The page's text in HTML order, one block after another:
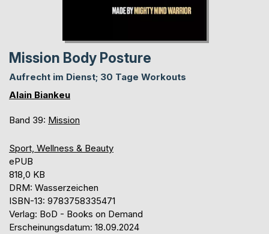
Mission Body Posture
Aufrecht im Dienst; 30 Tage Workouts
Alain Biankeu
Band 39: Mission
Sport, Wellness & Beauty
ePUB
818,0 KB
DRM: Wasserzeichen
ISBN-13: 9783758335471
Verlag: BoD - Books on Demand
Erscheinungsdatum: 18.09.2024